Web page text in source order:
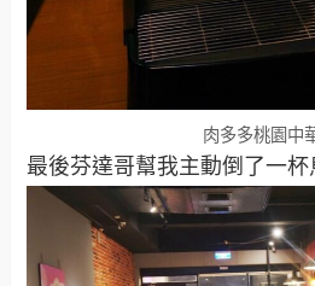
肉多多桃園中
最後芬達哥幫我主動倒了一杯